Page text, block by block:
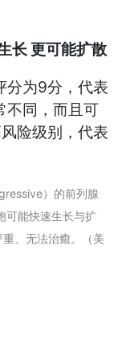
长 更可能扩散
分为9分，代表
不同，而且可
险级别，代表
）的前列腺
可能快速生长与扩
、无法治癒。（美